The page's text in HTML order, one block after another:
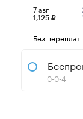
7 авг
1,125 ₽
Без переплат
0-0-4